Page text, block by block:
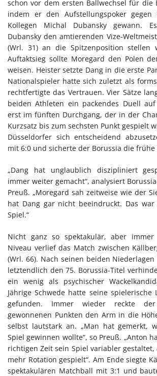
schon vor dem ersten Ballwechsel für die
indem er den Aufstellungspoker gegen
Kollegen Michal Dubansky gewann.
Dubansky den amtierenden Vize-
(Wrl. 31) an die Spitzenposition stellen
Auftaktsieg sollte Moregard den Polen
weisen. Heister setzte Dang in die erste
Nationalspieler hatte sich zuletzt als
rechtfertigte das Vertrauen. Vier Sätze
beiden Athleten ein packendes Duell
erst im fünften Durchgang, der in der
Kurzsatz bis zum sechsten Punkt gespielt
Düsseldorfer sich entscheidend
mit 6:0 und sicherte der Borussia die frühe
„Dang hat unglaublich diszipliniert
immer weiter gemacht“, analysiert
Preuß. „Moregard sah zeitweise wie der
hat Dang gar nicht beeindruckt. Das
Spiel.“
Nicht ganz so spektakulär, aber
Niveau verlief das Match zwischen
(Wrl. 66). Nach seinen beiden
letztendlich den 75. Borussia-Titel
ein wenig als psychischer
Jährige Schwede hatte seine spielerische
gefunden. Immer wieder reckte
gewonnenen Punkten den Arm in die
selbst lautstark an. „Man hat gemerkt,
Spiel gewinnen wollte“, so Preuß. „Anton
richtigen Zeit sein Spiel variabler
mehr Rotation gespielt“. Am Ende siegte
spektakulären Matchball mit 3:1 und